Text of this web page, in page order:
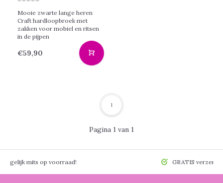
Mooie zwarte lange heren
Craft hardloopbroek met
zakken voor mobiel en ritsen
in de pijpen
€59,90
Pagina 1 van 1
1
mits op voorraad! GRATIS